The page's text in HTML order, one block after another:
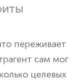
переживает
сам мог
целевых